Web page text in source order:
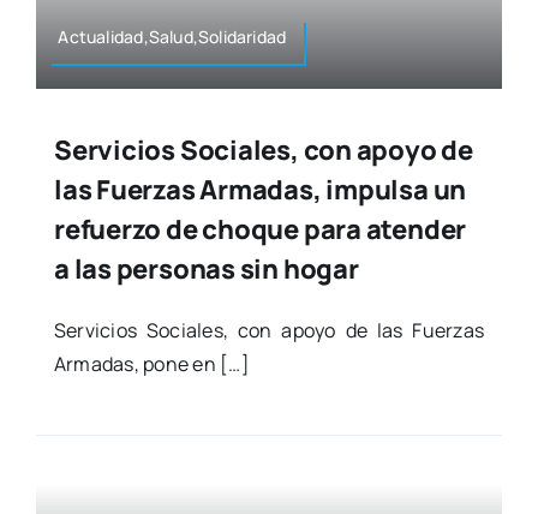
Actualidad,Salud,Solidaridad
Servicios Sociales, con apoyo de
las Fuerzas Armadas, impulsa un
refuerzo de choque para atender
a las personas sin hogar
Ser­vi­cios Socia­les, con apo­yo de las Fuer­zas
Arma­das, pone en […]